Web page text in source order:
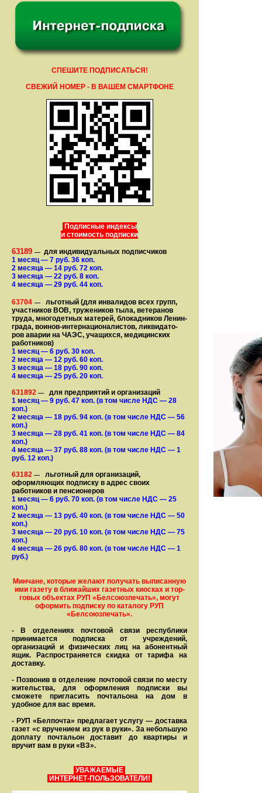
СПЕШИТЕ ПОДПИСАТЬСЯ!
СВЕЖИЙ НОМЕР - В ВАШЕМ СМАРТФОНЕ
Подписные индексы
и стоимость подписки
63189 — для индивидуальных подписчиков
1 месяц— 7 руб. 36 коп.
2 месяца — 14 руб. 72 коп.
3 месяца — 22 руб. 8 коп.
4 месяца — 29 руб. 44 коп.
63704 —
льготный (для ин­ва­лидов всех групп,
участ­ников ВОВ, труже­ни­ков тыла, ветеранов
труда, мно­го­­детных матерей, бло­­кад­ни­ков Ле­нин­
града, воинов-интернаци­о­на­­ли­стов, лик­ви­да­то­
ров аварии на ЧАЭС, уча­щихся, медицинских
работников)
1 месяц— 6 руб. 30 коп.
2 месяца — 12 руб. 60 коп.
3 месяца — 18 руб. 90 коп.
4 месяца — 25 руб. 20 коп.
631892 —
для предприятий и организаций
1 месяц— 9 руб. 47 коп. (в том числе НДС — 28
коп.)
2 месяца — 18 руб. 94 коп. (в том числе НДС — 56
коп.)
3 месяца — 28 руб. 41 коп. (в том числе НДС — 84
коп.)
4 месяца — 37 руб. 88 коп. (в том числе НДС — 1
руб. 12 коп.)
63182 —
льготный для организаций,
оформляющих подписку в адрес своих
работников и пенсионеров
1 месяц— 6 руб. 70 коп. (в том числе НДС — 25
коп.)
2 месяца — 13 руб. 40 коп. (в том числе НДС — 50
коп.)
3 месяца — 20 руб. 10 коп. (в том числе НДС — 75
коп.)
4 месяца — 26 руб. 80 коп. (в том числе НДС — 1
руб.)
Минчане, которые желают получать вы­писанную
ими газету в бли­жай­ших газет­ных киосках и тор­
го­вых объе­ктах РУП «Белсоюзпечать», могут
оформить под­пис­ку по ка­та­ло­гу РУП
«Белсоюзпечать».
- В отделениях почтовой связи рес­пуб­лики
принимается подписка от учреждений,
организаций и фи­зи­ческих лиц на абонентный
ящик. Распространяется скидка от тарифа на
доставку.
- Позвонив в отделение почтовой связи по месту
жительства, для оформления подписки вы
сможете пригласить почтальона на дом в
удобное для вас время.
- РУП «Белпочта» предлагает услугу — доставка
газет «с вручением из рук в руки». За небольшую
доплату почтальон доставит до квартиры и
вручит вам в руки «ВЗ».
УВАЖАЕМЫЕ
ИНТЕРНЕТ-ПОЛЬЗОВАТЕЛИ!